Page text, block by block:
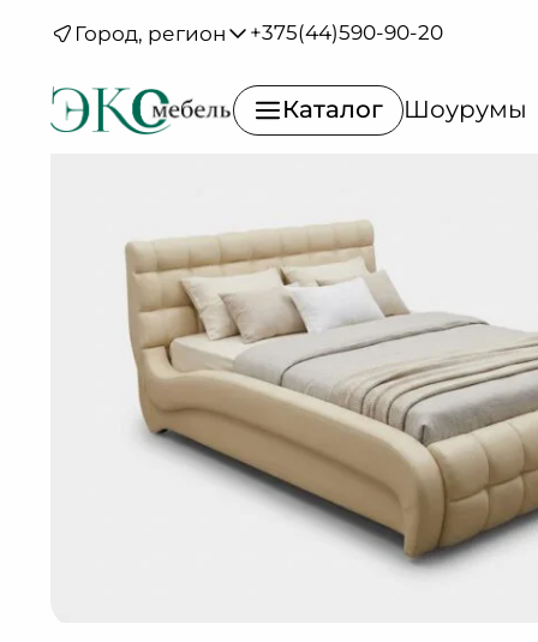
Город, регион +375(44)590-90-20
Каталог Шоурумы
основанием
Люкс